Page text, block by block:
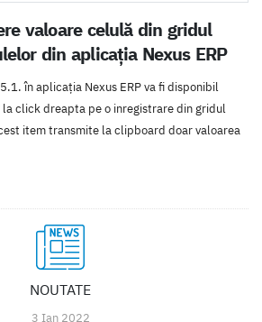
valoare celulă din gridul
din aplicația Nexus ERP
în aplicația Nexus ERP va fi disponibil
la click dreapta pe o inregistrare din gridul
item transmite la clipboard doar valoarea
NOUTATE
3 Ian 2022